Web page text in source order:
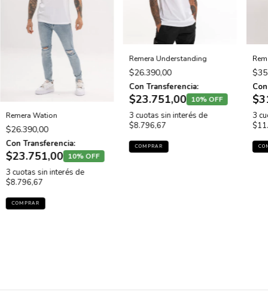
Remera Wation
$26.390,00
Con Transferencia:
$23.751,00 10% OFF
3 cuotas sin interés de
$8.796,67
COMPRAR
Remera Understanding
$26.390,00
Con Transferencia:
$23.751,00 10% OFF
3 cuotas sin interés de
$8.796,67
COMPRAR
3